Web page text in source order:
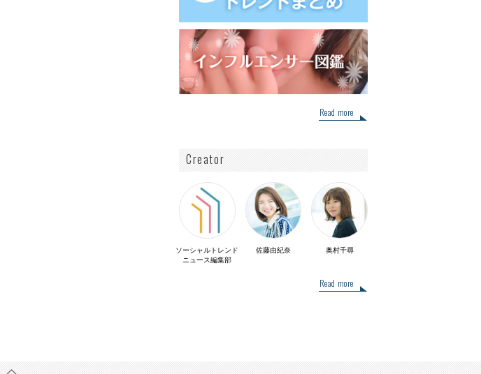
Read more
Creator
ソーシャルトレンド
ニュース編集部
佐藤由紀奈 奥村千尋
Read more